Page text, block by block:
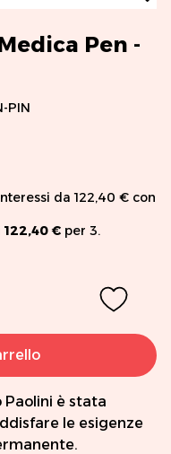
Pen -
PIN
da 122,40 € con
122,40 € per 3.
Paolini è stata
le esigenze